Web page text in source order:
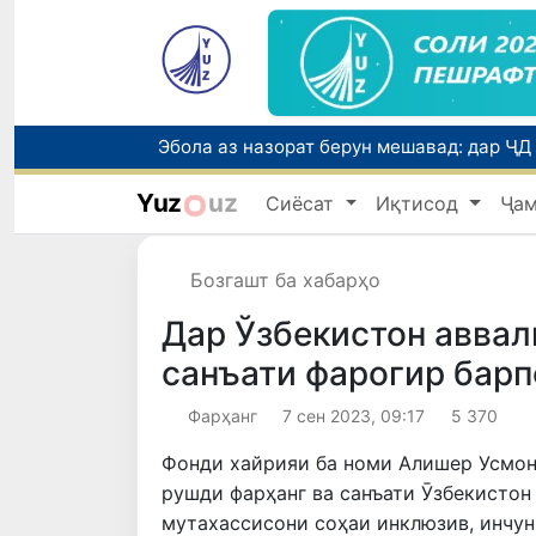
Yuz uz Сиёсат Иқтисод
Бозгашт ба хабарҳо
Дар Ўзбекистон
санъати фарогир
Фарҳанг 7 сен 2023, 09:17 5 370
Фонди хайрияи ба номи Алишер
рушди фарҳанг ва санъати
мутахассисони соҳаи инклюзив,